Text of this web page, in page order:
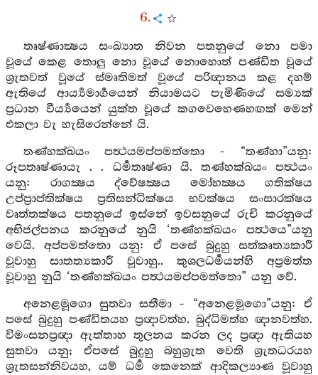
6.
තෘෂ්ණාක්‍ෂය සංඛ්‍යාත නිවන පතනුයේ නො පමා
වූයේ කෙළ තොලු නො වූයේ නොහොත් පණ්ඩිත වූයේ
ශ්‍රැතවත් වූයේ ස්මෘතිමත් වූයේ පරිඥානය කළ දහම්
ඇතියේ ආර්‍ය්‍යමාර්‍ගයෙන් නියාමයට පැමිණියේ සම්‍යක්
ප්‍රධාන වීර්‍ය්‍යයෙන් යුක්ත වූයේ කගවෙහෙණහඟක් මෙන්
එකලා වැ හැසිරෙන්නේ යි.
තණ්හක්ඛයං පත්‍ථයමප්පමත්තො - “තණ්හා”යනු:
රූපතෘෂ්ණායැ . . ධර්‍මතෘෂ්ණා යි. තණ්හක්ඛයං පත්‍ථයං
යනු: රාගක්‍ෂය ද්වේෂක්‍ෂය මෝහක්‍ෂය ගතික්ෂය
උප්ප්‍රාප්තික්ෂය ප්‍රතිසන්ධික්ෂය භවක්ෂය සංසාරක්ෂය
වෘත්තක්ෂය පතනුයේ ඉස්නේ ඉවසනුයේ රුචි කරනුයේ
අභිජල්පනය කරනුයේ නුයි ‘තණ්හක්ඛයං පත්‍ථයෙ”යනු
වෙයි. අප්පමත්තො යනු: ඒ පසේ බුදුහු සත්කෘත්‍යකාරී
වූවාහු සාතත්‍යකාරී වූවාහු.. කුශලධර්‍මයන්හි අප්‍රමත්ත
වූවාහු නුයි ‘තණ්හක්ඛයං පත්‍ථයමප්පමත්තො” යනු වේ.
අනෙළමූගො සුතවා සතීමා - “අනෙළමූගො”යනු: ඒ
පසේ බුදුහු පණ්ඩිතයහ ප්‍රඥාවත්හ. බුද්ධිමත්හ ඥානවත්හ.
විමංසනප්‍රඥා ඇත්තාහ තුලනය කරන ලද ප්‍රඥා ඇතියහ
සුතවා යනු; ඒපසේ බුදුහු බහුශ්‍රුත වෙති ශ්‍රැතධරයහ
ශ්‍රැතසන්නිවයහ, යම් ධර්‍ම කෙනෙක් ආදිකල්‍යාණ වූවාහු